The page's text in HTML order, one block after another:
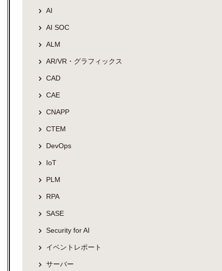
AI
AI SOC
ALM
AR/VR・グラフィックス
CAD
CAE
CNAPP
CTEM
DevOps
IoT
PLM
RPA
SASE
Security for AI
イベントレポート
サーバー